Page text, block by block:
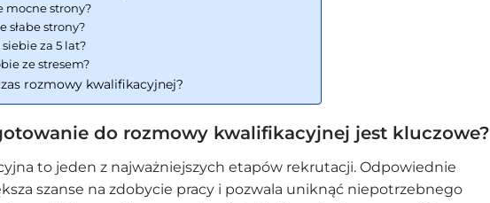
mocne strony?
słabe strony?
za 5 lat?
ze stresem?
rozmowy kwalifikacyjnej?
do rozmowy kwalifikacyjnej jest kluczowe?
to jeden z najważniejszych etapów rekrutacji. Odpowiednie
szanse na zdobycie pracy i pozwala uniknąć niepotrzebnego